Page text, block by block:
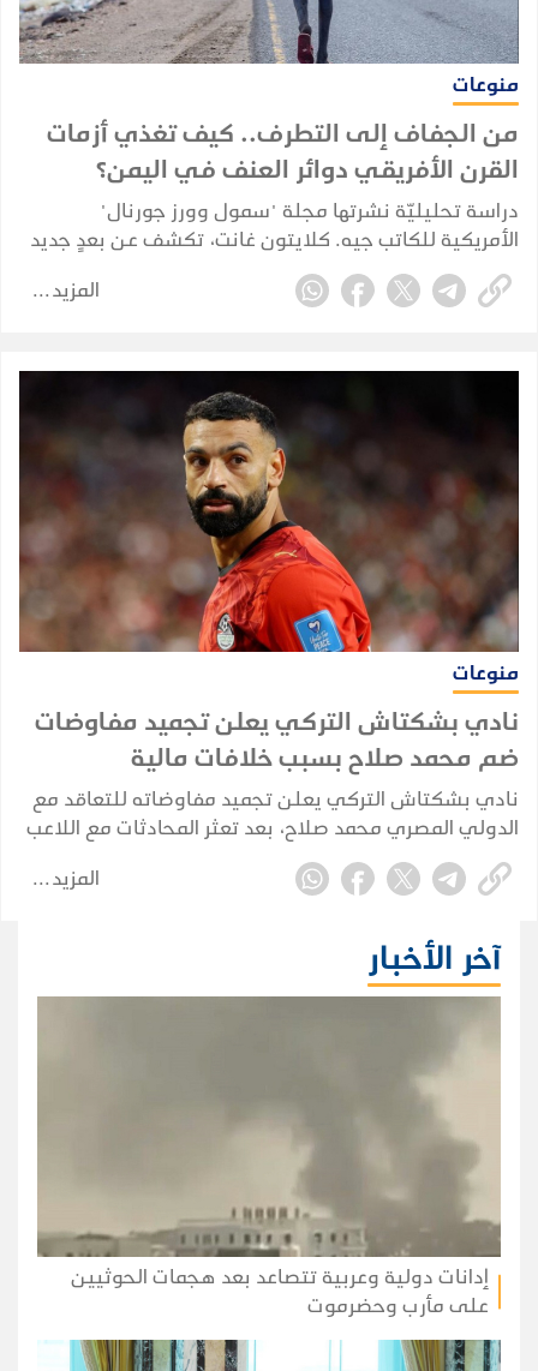
منوعات
من الجفاف إلى التطرف.. كيف تغذي أزمات
القرن الأفريقي دوائر العنف في اليمن؟
دراسة تحليليّة نشرتها مجلة "سمول وورز جورنال"
الأمريكية للكاتب جيه. كلايتون غانت، تكشف عن بعدٍ جديد
للأزمة اليمنية يُهدد استقرار الشرق الأوسط؛ مشيرة إلى أن
اليمن تحوّل إلى محطة استنزاف رئيسية لتدفقات الهجرة
المزيد
منوعات
نادي بشكتاش التركي يعلن تجميد مفاوضات
ضم محمد صلاح بسبب خلافات مالية
نادي بشكتاش التركي يعلن تجميد مفاوضاته للتعاقد مع
الدولي المصري محمد صلاح، بعد تعثر المحادثات مع اللاعب
وممثليه بسبب خلافات مالية، وفق ما أكده المدير الرياضي
للنادي أوندير أوزين.
المزيد
آخر الأخبار
إدانات دولية وعربية تتصاعد بعد هجمات الحوثيين
على مأرب وحضرموت